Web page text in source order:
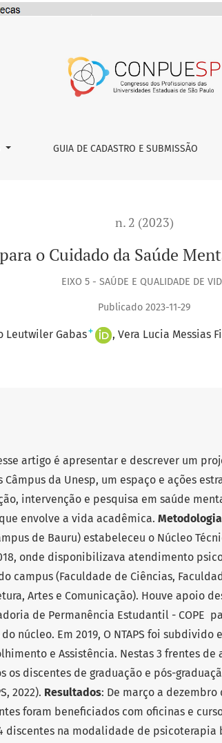
GUIA DE CADASTRO E SUBMISSÃO
n. 2 (2023)
o Cuidado da Saúde
EIXO 5 - SAÚDE E QUALIDADE DE
Publicado 2023-11-29
Leutwiler Gabas+ Vera Lucia Messias
artigo é apresentar e descrever um
da Unesp, um espaço e ações
intervenção e pesquisa em saúde
envolve a vida acadêmica. Metodologia
de Bauru) estabeleceu o Núcleo
onde disponibilizava atendimento
campus (Faculdade de Ciências,
Artes e Comunicação). Houve apoio
de Permanência Estudantil - COPE
núcleo. Em 2019, O NTAPS foi subdivido
e Assistência. Nestas 3 frentes de
os discentes de graduação e pós-
2022). Resultados: De março a dezembro
foram beneficiados com oficinas e
discentes na modalidade de psicoterapia